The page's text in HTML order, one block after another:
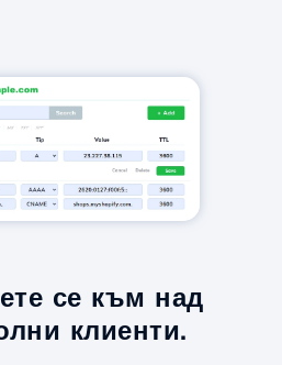
се към над
клиенти.